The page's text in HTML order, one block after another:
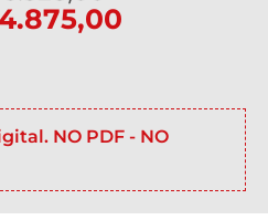
NO PDF - NO